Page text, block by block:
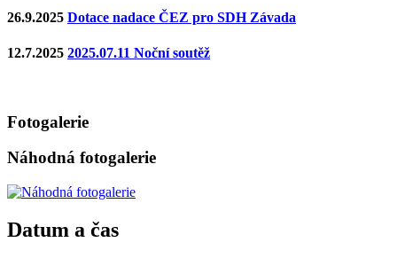
26.9.2025 Dotace nadace ČEZ pro SDH Závada
12.7.2025 2025.07.11 Noční soutěž
Fotogalerie
Náhodná fotogalerie
Datum a čas